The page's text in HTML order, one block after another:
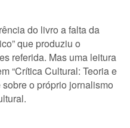
do livro a falta da
que produziu o
referida. Mas uma leitura
“Crítica Cultural: Teoria e
o próprio jornalismo